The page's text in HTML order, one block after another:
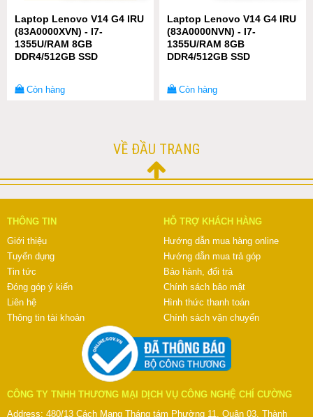
Laptop Lenovo V14 G4 IRU
(83A0000XVN) - I7-
1355U/RAM 8GB
DDR4/512GB SSD
Còn hàng
Laptop Lenovo V14 G4 IRU
(83A0000NVN) - I7-
1355U/RAM 8GB
DDR4/512GB SSD
Còn hàng
VỀ ĐẦU TRANG
THÔNG TIN
Giới thiệu
Tuyển dụng
Tin tức
Đóng góp ý kiến
Liên hệ
Thông tin tài khoản
HỖ TRỢ KHÁCH HÀNG
Hướng dẫn mua hàng online
Hướng dẫn mua trả góp
Bảo hành, đổi trả
Chính sách bảo mật
Hình thức thanh toán
Chính sách vận chuyển
CÔNG TY TNHH THƯƠNG MẠI DỊCH VỤ CÔNG NGHỆ CHÍ CƯỜNG
Address: 480/13 Cách Mạng Tháng tám Phường 11, Quận 03, Thành